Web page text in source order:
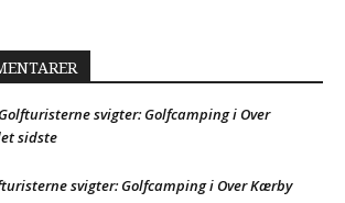
Golfturisterne svigter: Golfcamping i Over
sidste
svigter: Golfcamping i Over Kærby